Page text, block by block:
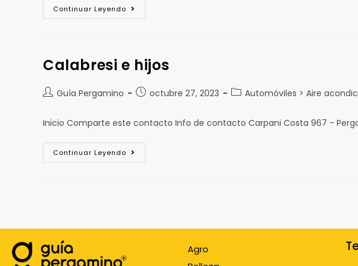
Continuar Leyendo
Calabresi e hijos
Guía Pergamino octubre 27, 2023 Automóviles > Aire
Inicio Comparte este contacto Info de contacto Carpani Costa 967 -
Continuar Leyendo
Agro